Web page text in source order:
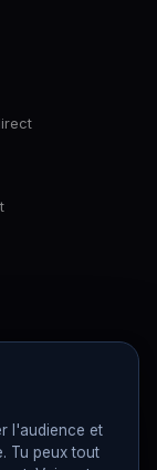
l'audience et
Tu peux tout